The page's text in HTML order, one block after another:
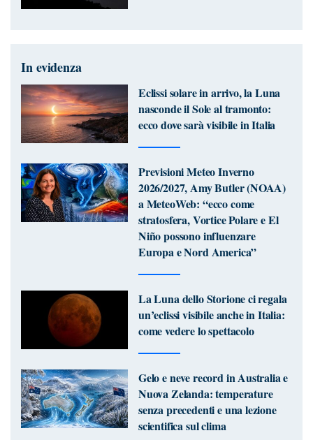
In evidenza
Eclissi solare in arrivo, la Luna
nasconde il Sole al tramonto:
ecco dove sarà visibile in Italia
Previsioni Meteo Inverno
2026/2027, Amy Butler (NOAA)
a MeteoWeb: “ecco come
stratosfera, Vortice Polare e El
Niño possono influenzare
Europa e Nord America”
La Luna dello Storione ci regala
un’eclissi visibile anche in Italia:
come vedere lo spettacolo
Gelo e neve record in Australia e
Nuova Zelanda: temperature
senza precedenti e una lezione
scientifica sul clima